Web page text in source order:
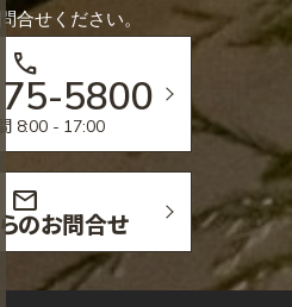
合せください。
call
5800
8:00 - 17:00
mail
のお問合せ